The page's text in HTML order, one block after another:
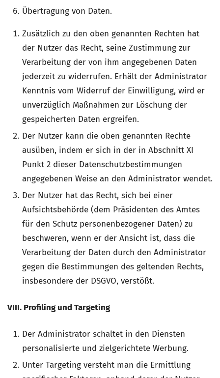
Übertragung von Daten.
Zusätzlich zu den oben genannten Rechten hat
der Nutzer das Recht, seine Zustimmung zur
Verarbeitung der von ihm angegebenen Daten
jederzeit zu widerrufen. Erhält der Administrator
Kenntnis vom Widerruf der Einwilligung, wird er
unverzüglich Maßnahmen zur Löschung der
gespeicherten Daten ergreifen.
Der Nutzer kann die oben genannten Rechte
ausüben, indem er sich in der in Abschnitt XI
Punkt 2 dieser Datenschutzbestimmungen
angegebenen Weise an den Administrator wendet.
Der Nutzer hat das Recht, sich bei einer
Aufsichtsbehörde (dem Präsidenten des Amtes
für den Schutz personenbezogener Daten) zu
beschweren, wenn er der Ansicht ist, dass die
Verarbeitung der Daten durch den Administrator
gegen die Bestimmungen des geltenden Rechts,
insbesondere der DSGVO, verstößt.
VIII. Profiling und Targeting
Der Administrator schaltet in den Diensten
personalisierte und zielgerichtete Werbung.
Unter Targeting versteht man die Ermittlung